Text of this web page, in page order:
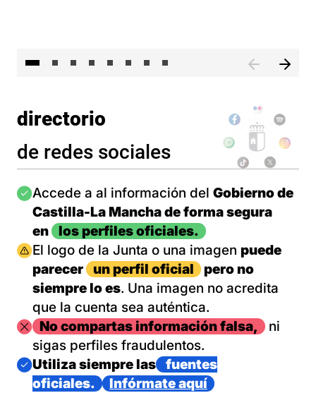
directorio
de redes sociales
Imagen
Accede a al información del Gobierno de
Castilla-La Mancha de forma segura
en
los perfiles oficiales.
Imagen
El logo de la Junta o una imagen puede
parecer
un perfil oficial
pero no
siempre lo es. Una imagen no acredita
que la cuenta sea auténtica.
ImagenNo compartas información falsa,
ni
sigas perfiles fraudulentos.
Imagen
Utiliza siempre las
fuentes
oficiales.
Infórmate aquí